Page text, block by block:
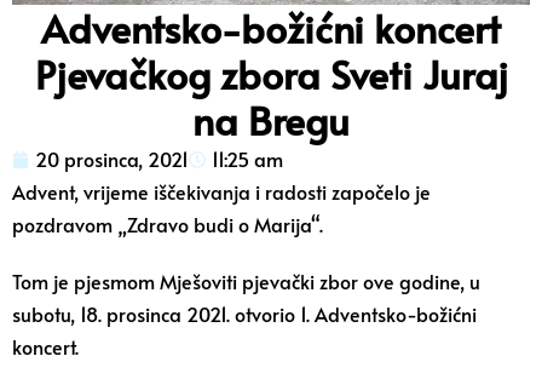
Adventsko-božićni koncert
Pjevačkog zbora Sveti Juraj
na Bregu
20 prosinca, 2021
11:25 am
Advent, vrijeme iščekivanja i radosti započelo je
pozdravom „Zdravo budi o Marija“.
Tom je pjesmom Mješoviti pjevački zbor ove godine, u
subotu, 18. prosinca 2021. otvorio 1. Adventsko-božićni
koncert.